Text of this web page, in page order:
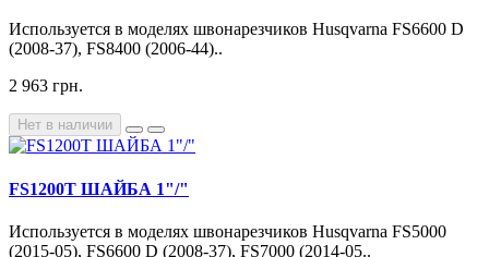
Используется в моделях швонарезчиков Husqvarna FS6600 D
(2008-37), FS8400 (2006-44)..
2 963 грн.
Нет в наличии
FS1200T ШАЙБА 1"/"
Используется в моделях швонарезчиков Husqvarna FS5000
(2015-05), FS6600 D (2008-37), FS7000 (2014-05..